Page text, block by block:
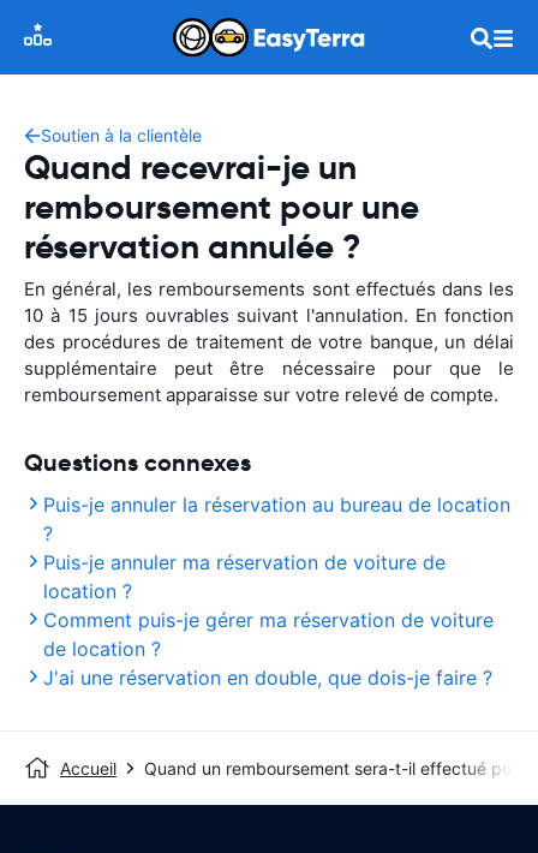
Soutien à la clientèle
Quand recevrai-je un
remboursement pour une
réservation annulée ?
En général, les remboursements sont effectués dans les
10 à 15 jours ouvrables suivant l'annulation. En fonction
des procédures de traitement de votre banque, un délai
supplémentaire peut être nécessaire pour que le
remboursement apparaisse sur votre relevé de compte.
Questions connexes
Puis-je annuler la réservation au bureau de location
?
Puis-je annuler ma réservation de voiture de
location ?
Comment puis-je gérer ma réservation de voiture
de location ?
J'ai une réservation en double, que dois-je faire ?
Accueil Quand un remboursement sera-t-il effectué pour